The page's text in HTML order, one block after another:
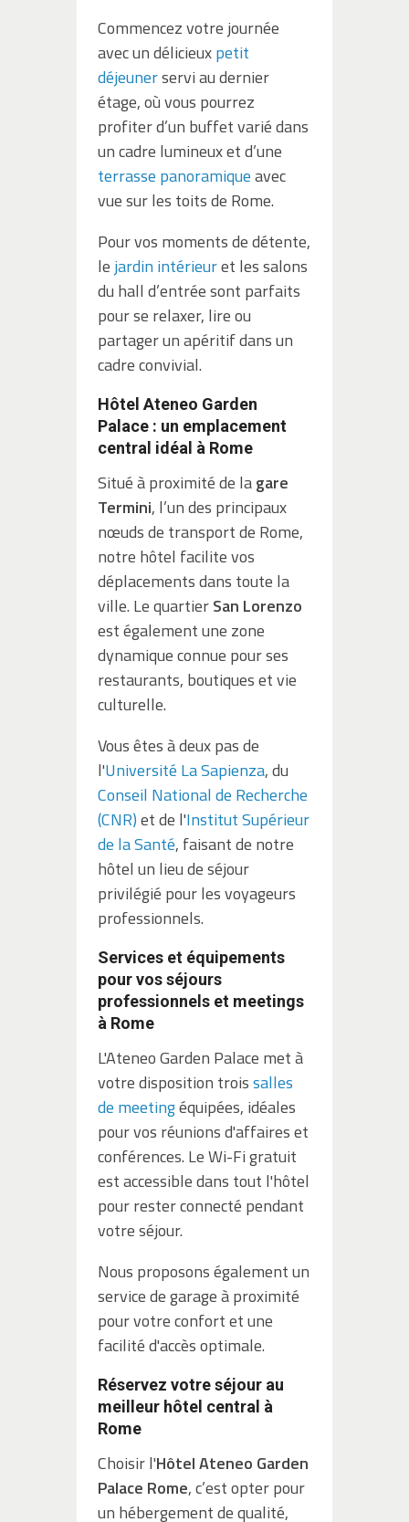
Commencez votre journée
avec un délicieuxpetit
déjeunerservi au dernier
étage, où vous pourrez
profiter d’un buffet varié dans
un cadre lumineux et d’une
terrasse panoramiqueavec
vue sur les toits de Rome.
Pour vos moments de détente,
le jardin intérieuret les salons
du hall d’entrée sont parfaits
pour se relaxer, lire ou
partager un apéritif dans un
cadre convivial.
Hôtel Ateneo Garden
Palace : un emplacement
central idéal à Rome
Situé à proximité de lagare
Termini, l’un des principaux
nœuds de transport de Rome,
notre hôtel facilite vos
déplacements dans toute la
ville. Le quartierSan Lorenzo
est également une zone
dynamique connue pour ses
restaurants, boutiques et vie
culturelle.
Vous êtes à deux pas de
l'Université La Sapienza, du
Conseil National de Recherche
(CNR)et de l'Institut Supérieur
de la Santé, faisant de notre
hôtel un lieu de séjour
privilégié pour les voyageurs
professionnels.
Services et équipements
pour vos séjours
professionnels et meetings
à Rome
L'Ateneo Garden Palace met à
votre disposition troissalles
de meetingéquipées, idéales
pour vos réunions d'affaires et
conférences. Le Wi-Fi gratuit
est accessible dans tout l'hôtel
pour rester connecté pendant
votre séjour.
Nous proposons également un
service de garage à proximité
pour votre confort et une
facilité d'accès optimale.
Réservez votre séjour au
meilleur hôtel central à
Rome
Choisir l'Hôtel Ateneo Garden
Palace Rome, c’est opter pour
un hébergement de qualité,